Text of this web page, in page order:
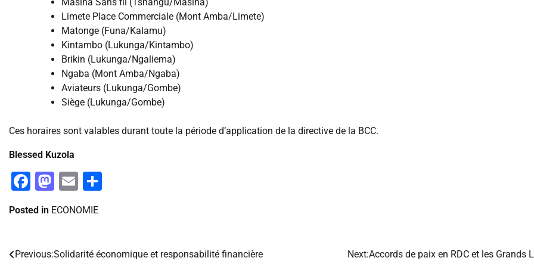
Masina Sans fil (Tshangu/Masina)
Limete Place Commerciale (Mont Amba/Limete)
Matonge (Funa/Kalamu)
Kintambo (Lukunga/Kintambo)
Brikin (Lukunga/Ngaliema)
Ngaba (Mont Amba/Ngaba)
Aviateurs (Lukunga/Gombe)
Siège (Lukunga/Gombe)
Ces horaires sont valables durant toute la période d’application de la directive de la BCC.
Blessed Kuzola
Facebook
Mastodon
Email
Posted in ECONOMIE
Navigation
Previous:Solidarité économique et responsabilité financière Next:Accords de paix en RDC et les Grands